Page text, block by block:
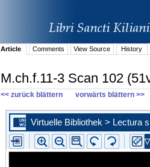
Article Comments View Source History
M.ch.f.11-3 Scan 102
<< zurück blättern vorwärts blättern >>